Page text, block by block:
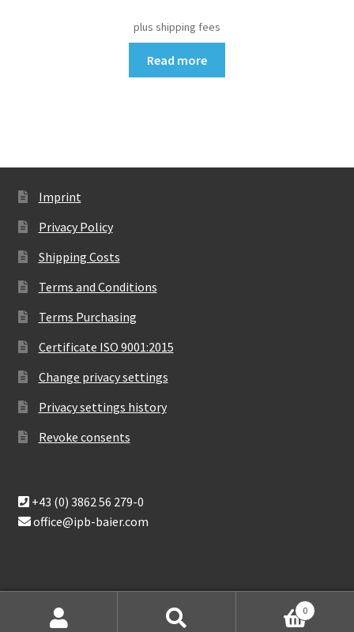
plus shipping fees
Read more
Imprint
Privacy Policy
Shipping Costs
Terms and Conditions
Terms Purchasing
Certificate ISO 9001:2015
Change privacy settings
Privacy settings history
Revoke consents
+43 (0) 3862 56 279-0
office@ipb-baier.com
0